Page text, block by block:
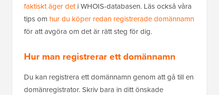
faktiskt äger deti WHOIS-databasen. Läs också våra
tips om hur du köper redan registrerade domännamn
för att avgöra om det är rätt steg för dig.
Hur man registrerar ett domännamn
Du kan registrera ett domännamn genom att gå till en
domänregistrator. Skriv bara in ditt önskade